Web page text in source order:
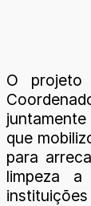
O projeto
que
para
limpeza
instituições